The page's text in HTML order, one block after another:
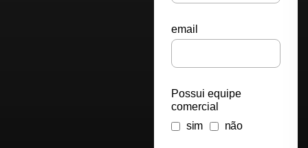
email
Possui equipe
comercial
sim
não